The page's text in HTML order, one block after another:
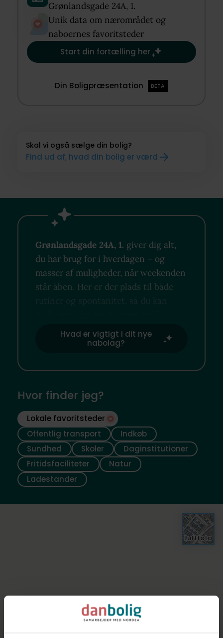
Grønlandsgade 24A, 1.​
Unik data om nærområdet og
naboernes favoritsteder​
Start din fortælling her
Din Boligpræsentation BETA
Skal vi også sælge din bolig?
Find ud af, hvad din bolig er værd
Grønlandsgade 24A, 1. giver dig alt,
du har brug for i hverdagen – og
masser af muligheder, når weekenden
står åben. Her er der plads til både
rutiner og spontanitet, så du kan
Hvad er vigtigt i dit nye
nabolag?
Hvor finder jeg?
Lokale favoritsteder
Offentlig transport
Indkøb
Sundhed
Skoler
Daginstitutioner
Fritidsfaciliteter
Natur
Ladestander
Luftfoto